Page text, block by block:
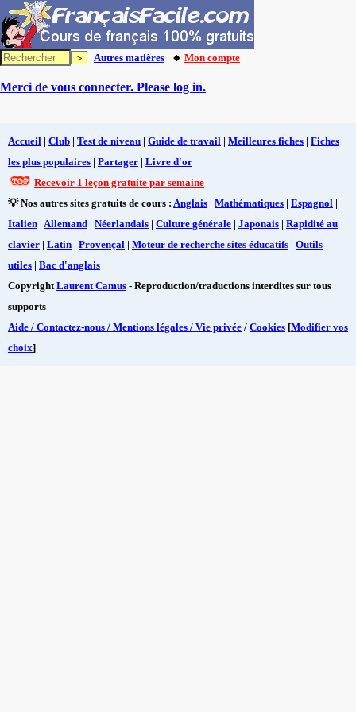
Autres matières | 🔸 Mon compte
Merci de vous connecter. Please log in.
Accueil | Club | Test de niveau | Guide de travail | Meilleures fiches | Fiches
les plus populaires | Partager | Livre d'or
Recevoir 1 leçon gratuite par semaine
💡 Nos autres sites gratuits de cours : Anglais | Mathématiques | Espagnol |
Italien | Allemand | Néerlandais | Culture générale | Japonais | Rapidité au
clavier | Latin | Provençal | Moteur de recherche sites éducatifs | Outils
utiles | Bac d'anglais
CopyrightLaurent Camus - Reproduction/traductions interdites sur tous
supports
Aide / Contactez-nous / Mentions légales / Vie privée / Cookies [Modifier vos
choix]